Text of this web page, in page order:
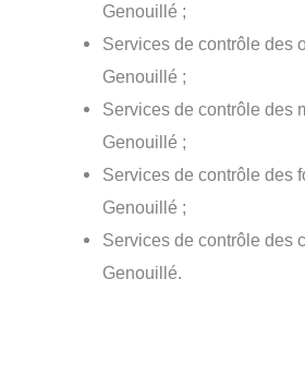
Genouillé ;
Services de contrôle des
Genouillé ;
Services de contrôle des
Genouillé ;
Services de contrôle des
Genouillé ;
Services de contrôle des
Genouillé.